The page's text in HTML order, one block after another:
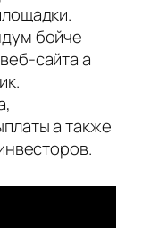
бойче
сайта а
а также